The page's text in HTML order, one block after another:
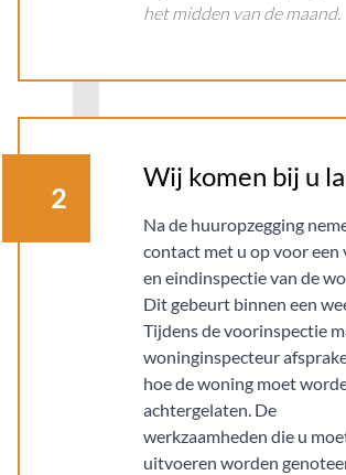
het midden van de maand.
2
Wij komen bij u
Na de huuropzegging
contact met u op voor een
en eindinspectie van de
Dit gebeurt binnen een
Tijdens de voorinspectie
woninginspecteur
hoe de woning moet
achtergelaten. De
werkzaamheden die u
uitvoeren worden